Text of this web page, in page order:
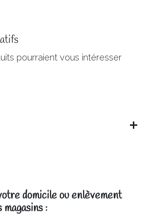
pourraient vous intéresser
domicile ou enlèvement
magasins :